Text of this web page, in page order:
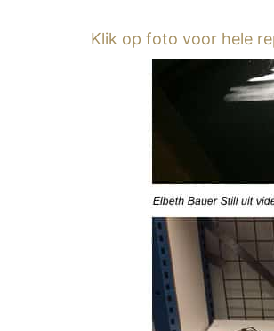
Klik op foto voor hele